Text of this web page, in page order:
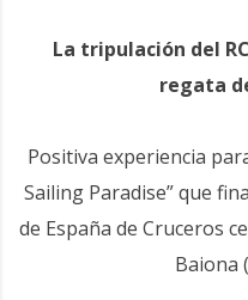
La tripulación del
regata
Positiva experiencia
Sailing Paradise” que
de España de Cruceros
Baiona